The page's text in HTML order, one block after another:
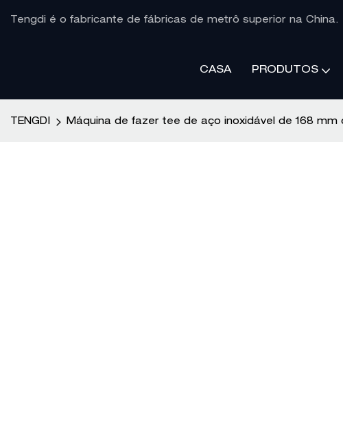
Tengdi é o fabricante de fábricas de metrô superior na China.
CASA PRODUTOS
TENGDI Máquina de fazer tee de aço inoxidável de 168 mm